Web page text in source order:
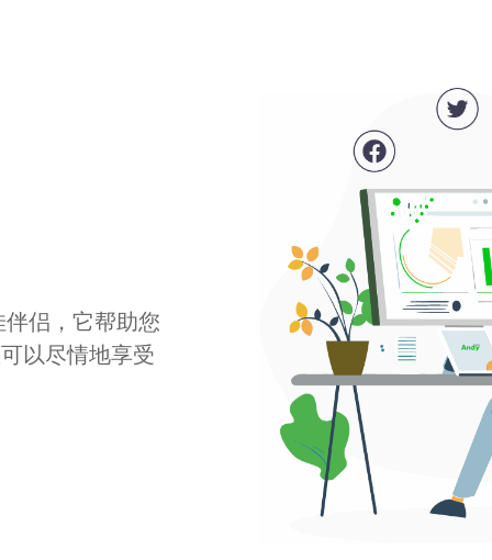
侣，它帮助您
以尽情地享受